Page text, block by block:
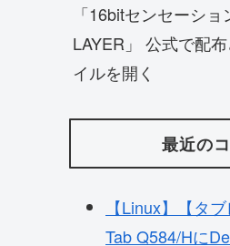
「16bitセンセーシ
LAYER」 公式で配
イルを開く
最近の
【Linux】【タ
Tab Q584/Hに